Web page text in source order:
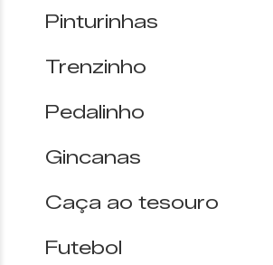
Pinturinhas
Trenzinho
Pedalinho
Gincanas
Caça ao tesouro
Futebol